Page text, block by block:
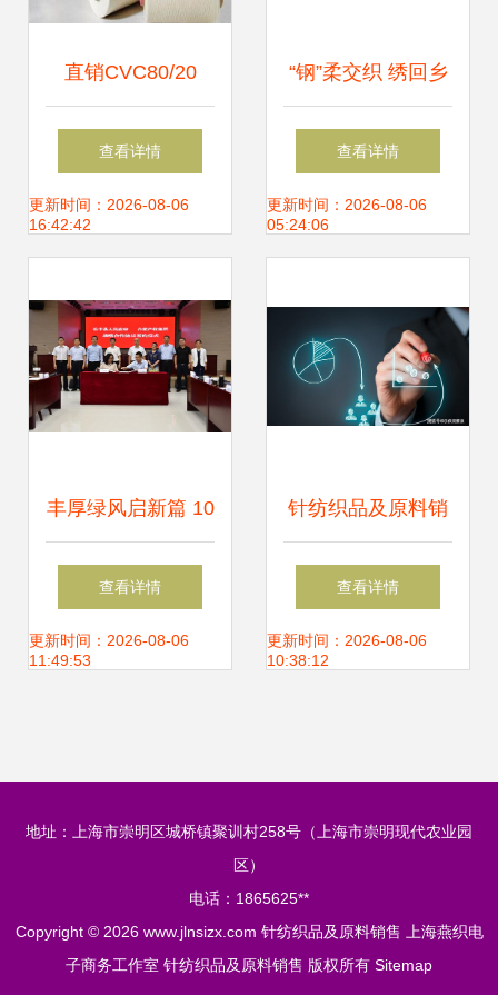
直销CVC80/20
40S涤棉混纺纱线
为针纺织品提供高
查看详情
更新时间：2026-08-06
16:42:42
“钢”柔交织 绣回乡
情的650万销售额
之谜
查看详情
更新时间：2026-08-06
05:24:06
丰厚绿风启新篇 10
万资本撬动针纺蓝
海，丰县小微皮革
查看详情
更新时间：2026-08-06
11:49:53
针纺织品及原料销
售常见问答
查看详情
更新时间：2026-08-06
10:38:12
地址：上海市崇明区城桥镇聚训村258号（上海市崇明现代农业园
区）
电话：1865625**
Copyright © 2026 www.jlnsizx.com 针纺织品及原料销售
上海燕织电
子商务工作室 针纺织品及原料销售 版权所有 Sitemap